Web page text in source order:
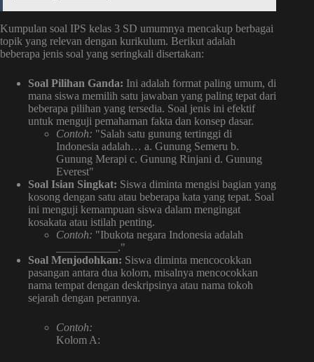
Kumpulan soal IPS kelas 3 SD umumnya mencakup berbagai
topik yang relevan dengan kurikulum. Berikut adalah
beberapa jenis soal yang seringkali disertakan:
Soal Pilihan Ganda: Ini adalah format paling umum, di
mana siswa memilih satu jawaban yang paling tepat dari
beberapa pilihan yang tersedia. Soal jenis ini efektif
untuk menguji pemahaman fakta dan konsep dasar.
Contoh: "Salah satu gunung tertinggi di
Indonesia adalah… a. Gunung Semeru b.
Gunung Merapi c. Gunung Rinjani d. Gunung
Everest"
Soal Isian Singkat: Siswa diminta mengisi bagian yang
kosong dengan satu atau beberapa kata yang tepat. Soal
ini menguji kemampuan siswa dalam mengingat
kosakata atau istilah penting.
Contoh: "Ibukota negara Indonesia adalah
___________."
Soal Menjodohkan: Siswa diminta mencocokkan
pasangan antara dua kolom, misalnya mencocokkan
nama tempat dengan deskripsinya atau nama tokoh
sejarah dengan perannya.
Contoh:
Kolom A: